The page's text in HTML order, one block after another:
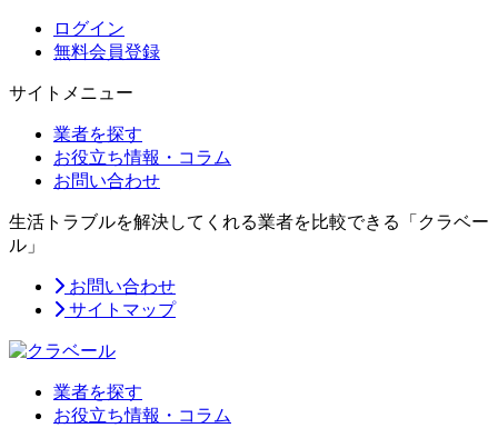
ログイン
無料会員登録
サイトメニュー
業者を探す
お役立ち情報・コラム
お問い合わせ
生活トラブルを解決してくれる業者を比較できる「クラベー
ル」
お問い合わせ
サイトマップ
業者を探す
お役立ち情報・コラム